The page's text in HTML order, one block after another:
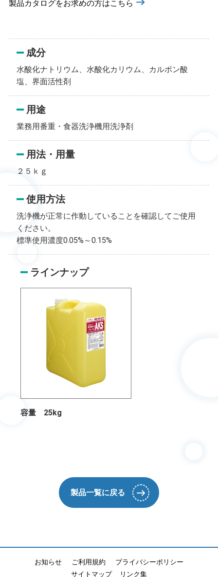
製品カタログをお求めの方はこちら
成分
水酸化ナトリウム、水酸化カリウム、カルボン酸
塩、界面活性剤
用途
業務用番重・食器洗浄機用洗浄剤
用法・用量
２５ｋｇ
使用方法
洗浄機が正常に作動していることを確認してご使用
ください。
標準使用濃度0.05%～0.15%
ラインナップ
容量 25kg
製品一覧に戻る
お知らせ ご利用規約
プライバシーポリシー
サイトマップ
リンク集